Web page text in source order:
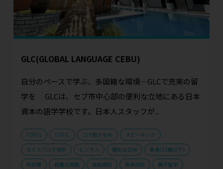
GLC(GLOBAL LANGUAGE CEBU)
自分のペースで学ぶ、多国籍な環境—GLCで充実の留
学を GLCは、セブ市中心部の便利な立地にある日本
資本の語学学校です。日本人スタッフが...
TOEFL TOEIC コマ数少なめ
スピーキング
セミスパルタ規則
ビジネス 便利な立地
単身(15歳以下)
外部寮
綺麗な施設 自由規則 英検対応 親子留学